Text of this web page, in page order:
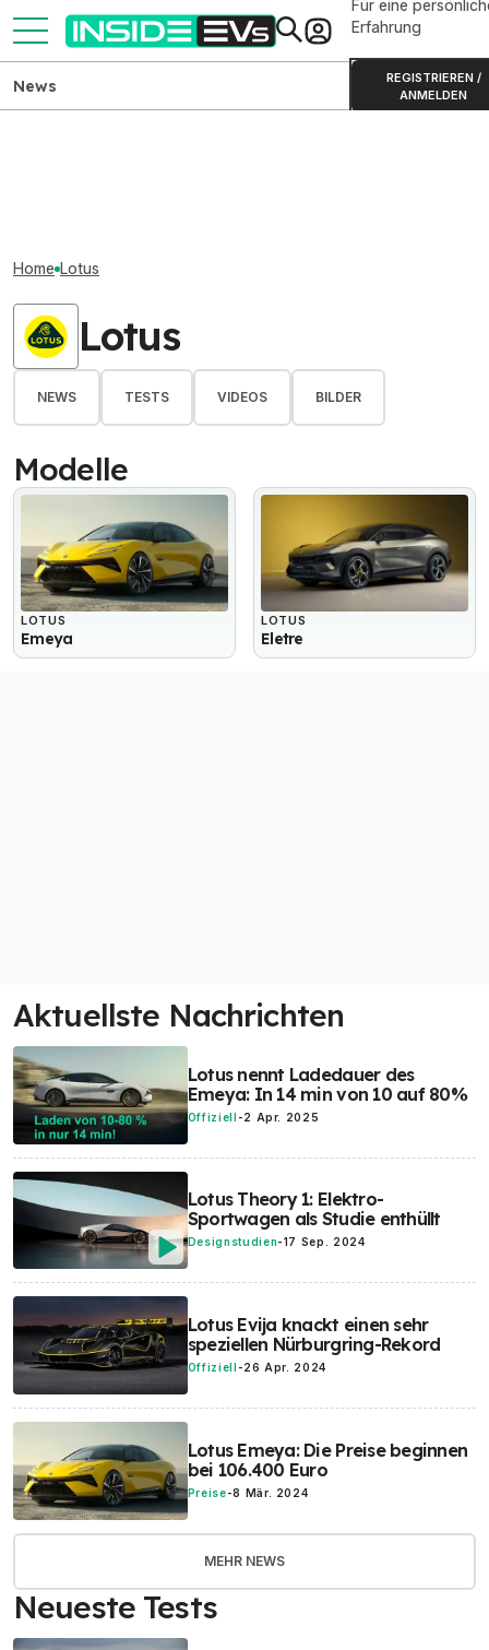
Für eine
Erfahrung
REGISTRIEREN /
ANMELDEN
News
Home Lotus
Lotus
NEWS TESTS VIDEOS BILDER
Modelle
LOTUS
Emeya
LOTUS
Eletre
Aktuellste Nachrichten
Lotus nennt Ladedauer des
Emeya: In 14 min von 10 auf 80%
Offiziell -2 Apr. 2025
Lotus Theory 1: Elektro-
Sportwagen als Studie enthüllt
Designstudien-17 Sep. 2024
Lotus Evija knackt einen sehr
speziellen Nürburgring-Rekord
Offiziell -26 Apr. 2024
Lotus Emeya: Die Preise beginnen
bei 106.400 Euro
Preise-8 Mär. 2024
MEHR NEWS
Neueste Tests